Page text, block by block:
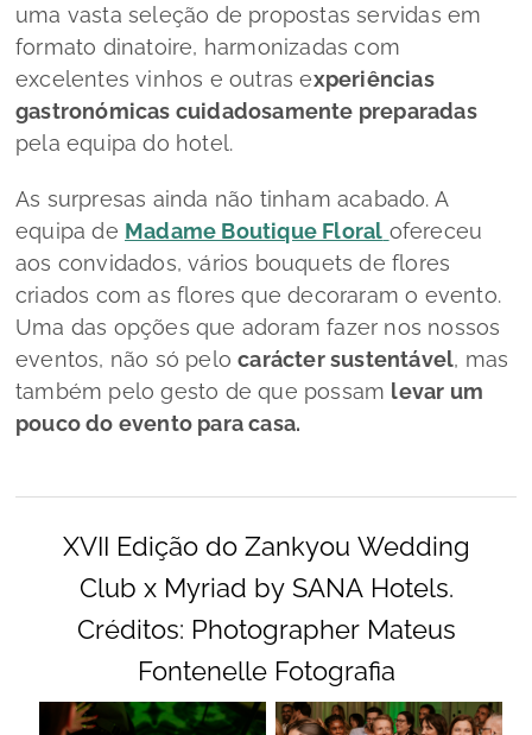
uma vasta seleção de propostas servidas em
formato dinatoire, harmonizadas com
excelentes vinhos e outras experiências
gastronómicas cuidadosamente preparadas
pela equipa do hotel.
​As surpresas ainda não tinham acabado. A
equipa de Madame Boutique Floral ofereceu
aos convidados, vários bouquets de flores
criados com as flores que decoraram o evento.
Uma das opções que adoram fazer nos nossos
eventos, não só pelocarácter sustentável, mas
também pelo gesto de que possam levar um
pouco do evento para casa.
XVII Edição do Zankyou Wedding
Club x Myriad by SANA Hotels.
Créditos: Photographer Mateus
Fontenelle Fotografia